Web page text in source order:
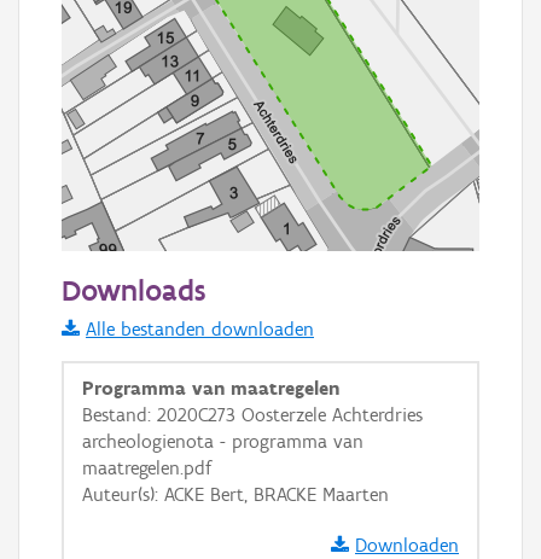
Informatie Vlaanderen
i
+ −
Downloads
Alle bestanden downloaden
Programma van maatregelen
Bestand: 2020C273 Oosterzele Achterdries
archeologienota - programma van
maatregelen.pdf
Auteur(s): ACKE Bert, BRACKE Maarten
Downloaden